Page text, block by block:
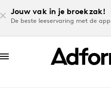
Jouw vak in je broekzak!
De beste leeservaring met de app